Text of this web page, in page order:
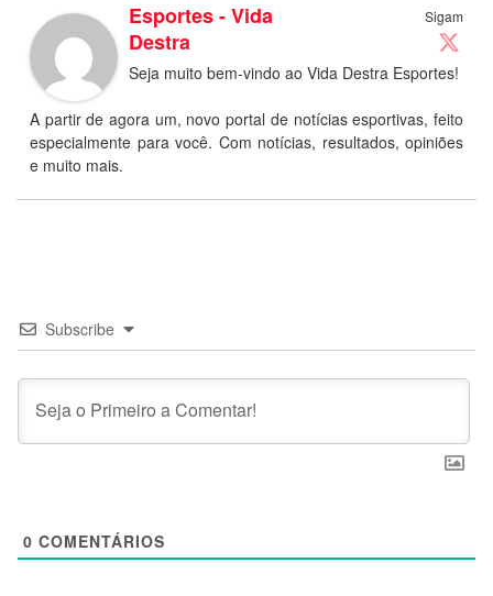
Sigam
Esportes - Vida
Destra
Seja muito bem-vindo ao Vida Destra Esportes!
A partir de agora um, novo portal de notícias esportivas, feito
especialmente para você. Com notícias, resultados, opiniões
e muito mais.
Subscribe
0 COMENTÁRIOS